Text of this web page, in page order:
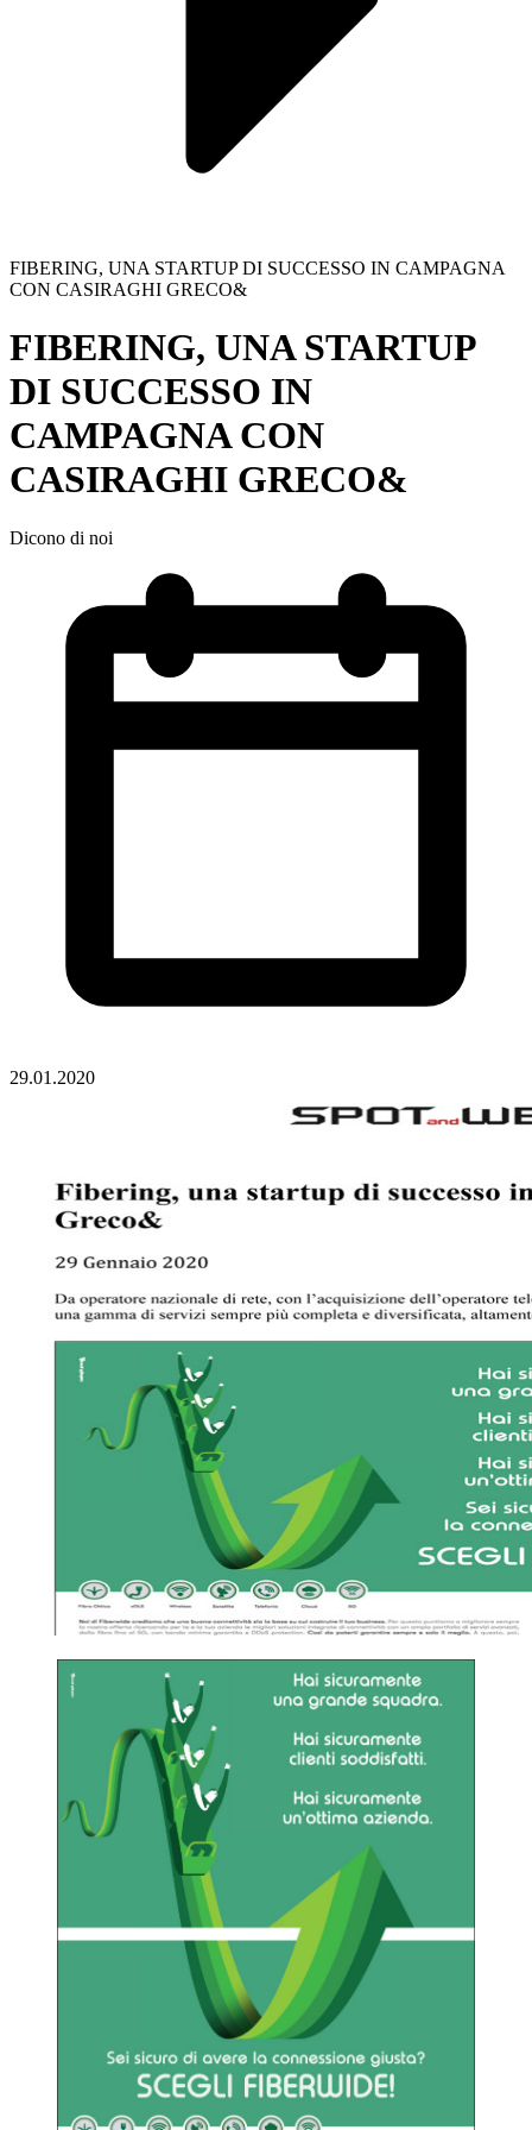
FIBERING, UNA STARTUP DI SUCCESSO IN CAMPAGNA
CON CASIRAGHI GRECO&
FIBERING, UNA STARTUP
DI SUCCESSO IN
CAMPAGNA CON
CASIRAGHI GRECO&
Dicono di noi
29.01.2020